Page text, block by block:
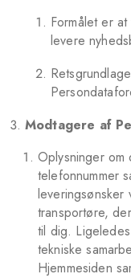
Formålet er
levere
Modtagere af
Oplysninger om
telefonnummer
leveringsønsker
transportøre,
til dig.
tekniske
Hjemmesiden